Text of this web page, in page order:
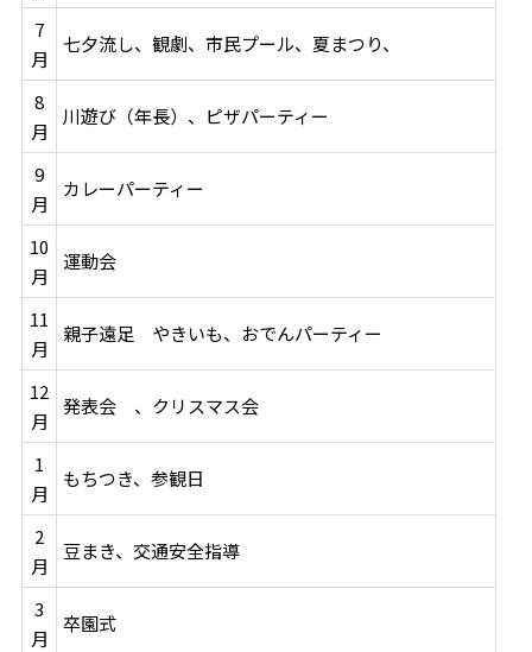
7
月
七夕流し、観劇、市民プール、夏まつり、
8
月
川遊び（年長）、ピザパーティー
9
月
カレーパーティー
10
月
運動会
11
月
親子遠足 やきいも、おでんパーティー
12
月
発表会 、クリスマス会
1
月
もちつき、参観日
2
月
豆まき、交通安全指導
3
月
卒園式